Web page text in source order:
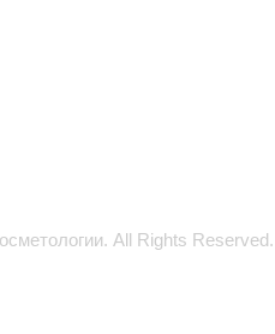
All Rights Reserved.